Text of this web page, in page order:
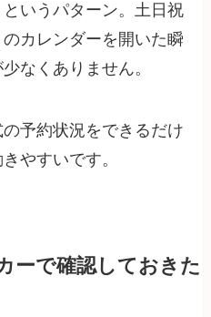
いうパターン。土日祝
カレンダーを開いた瞬
なくありません。
予約状況をできるだけ
やすいです。
ーで確認しておきた